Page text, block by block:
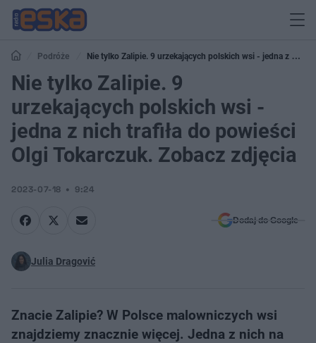
Podróże
Nie tylko Zalipie. 9 urzekających polskich wsi - jedna z nich
trafiła do powieści Olgi Tokarczuk. Zobacz zdjęcia
Nie tylko Zalipie. 9
urzekających polskich wsi -
jedna z nich trafiła do powieści
Olgi Tokarczuk. Zobacz zdjęcia
2023-07-18 9:24
Dodaj do Google
Julia Dragović
Znacie Zalipie? W Polsce malowniczych wsi
znajdziemy znacznie więcej. Jedna z nich na